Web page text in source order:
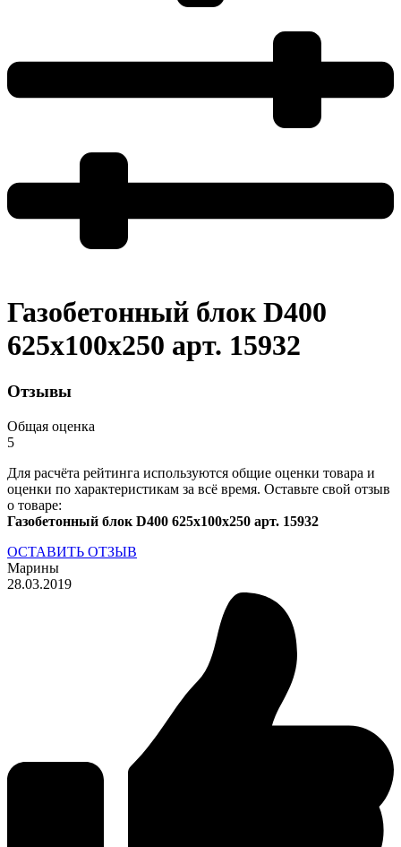
Газобетонный блок D400
625x100x250 арт. 15932
Отзывы
Общая оценка
5
Для расчёта рейтинга используются общие оценки товара и
оценки по характеристикам за всё время. Оставьте свой отзыв
о товаре:
Газобетонный блок D400 625x100x250 арт. 15932
ОСТАВИТЬ ОТЗЫВ
Марины
28.03.2019